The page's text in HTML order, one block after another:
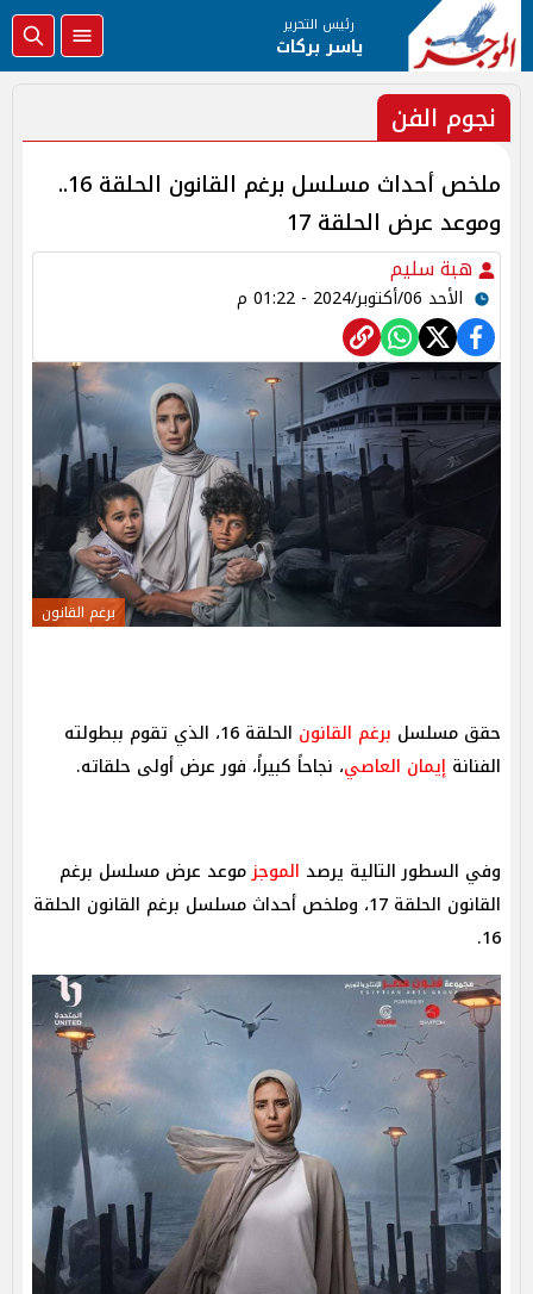
رئيس التحرير
ياسر بركات
نجوم الفن
ملخص أحداث مسلسل برغم القانون الحلقة 16..
وموعد عرض الحلقة 17
هبة سليم
الأحد 06/أكتوبر/2024 - 01:22 م
برغم القانون
حقق مسلسل برغم القانون
الحلقة 16، الذي تقوم ببطولته
الفنانة إيمان العاصي، نجاحاً كبيراً، فور عرض أولى حلقاته.
وفي السطور التالية يرصد الموجزموعد عرض مسلسل برغم
القانون الحلقة 17، وملخص أحداث مسلسل برغم القانون الحلقة
16.